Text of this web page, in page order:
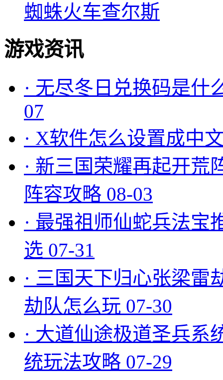
蜘蛛火车查尔斯
游戏资讯
· 无尽冬日兑换码是什
07
· X软件怎么设置成中
· 新三国荣耀再起开荒
阵容攻略 08-03
· 最强祖师仙蛇兵法宝
选 07-31
· 三国天下归心张梁雷
劫队怎么玩 07-30
· 大道仙途极道圣兵系
统玩法攻略 07-29